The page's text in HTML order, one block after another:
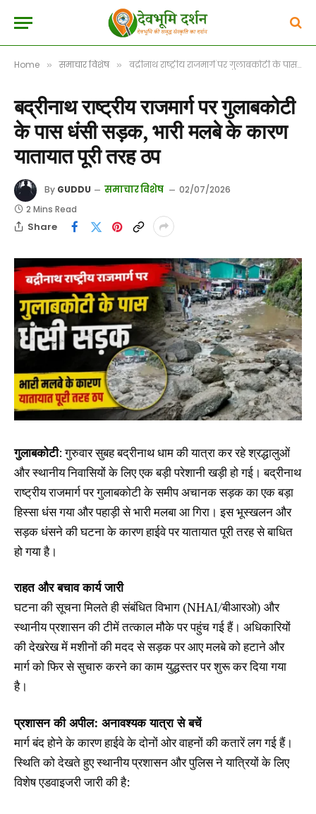
Home » समाचार विशेष » बद्रीनाथ राष्ट्रीय राजमार्ग पर गुलाबकोटी के पास धंसी सड़क, भारी मलबे के कारण यातायात पूरी तरह ठप
बद्रीनाथ राष्ट्रीय राजमार्ग पर गुलाबकोटी
के पास धंसी सड़क, भारी मलबे के कारण
यातायात पूरी तरह ठप
By GUDDU समाचार विशेष
02/07/2026
2 Mins Read
Share
गुलाबकोटी: गुरुवार सुबह बद्रीनाथ धाम की यात्रा कर रहे श्रद्धालुओं
और स्थानीय निवासियों के लिए एक बड़ी परेशानी खड़ी हो गई। बद्रीनाथ
राष्ट्रीय राजमार्ग पर गुलाबकोटी के समीप अचानक सड़क का एक बड़ा
हिस्सा धंस गया और पहाड़ी से भारी मलबा आ गिरा। इस भूस्खलन और
सड़क धंसने की घटना के कारण हाईवे पर यातायात पूरी तरह से बाधित
हो गया है।
राहत और बचाव कार्य जारी
घटना की सूचना मिलते ही संबंधित विभाग (NHAI/बीआरओ) और
स्थानीय प्रशासन की टीमें तत्काल मौके पर पहुंच गई हैं। अधिकारियों
की देखरेख में मशीनों की मदद से सड़क पर आए मलबे को हटाने और
मार्ग को फिर से सुचारु करने का काम युद्धस्तर पर शुरू कर दिया गया
है।
प्रशासन की अपील: अनावश्यक यात्रा से बचें
मार्ग बंद होने के कारण हाईवे के दोनों ओर वाहनों की कतारें लग गई हैं।
स्थिति को देखते हुए स्थानीय प्रशासन और पुलिस ने यात्रियों के लिए
विशेष एडवाइजरी जारी की है: